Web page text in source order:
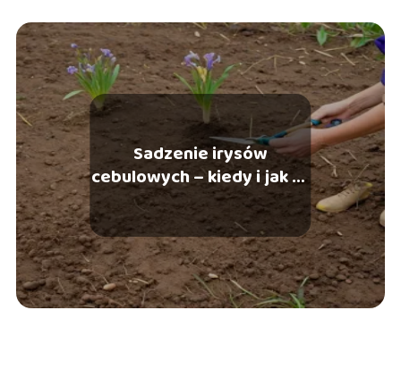
Sadzenie irysów
cebulowych – kiedy i jak to
zrobić?